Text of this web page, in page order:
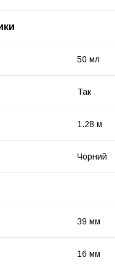
50 мл
Так
1.28 м
Чорний
39 мм
16 мм